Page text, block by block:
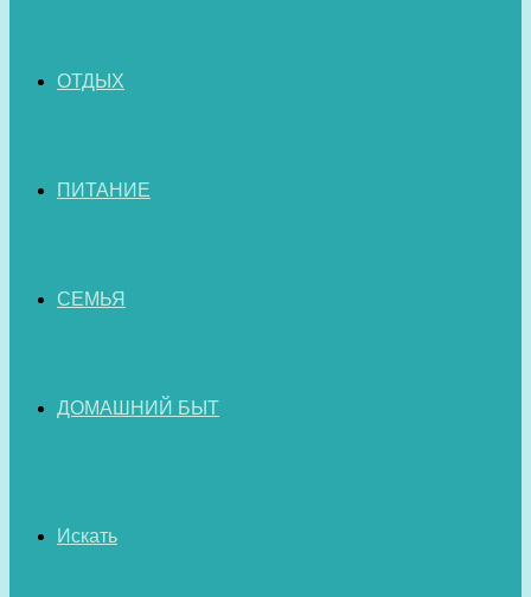
ОТДЫХ
ПИТАНИЕ
СЕМЬЯ
ДОМАШНИЙ БЫТ
Искать